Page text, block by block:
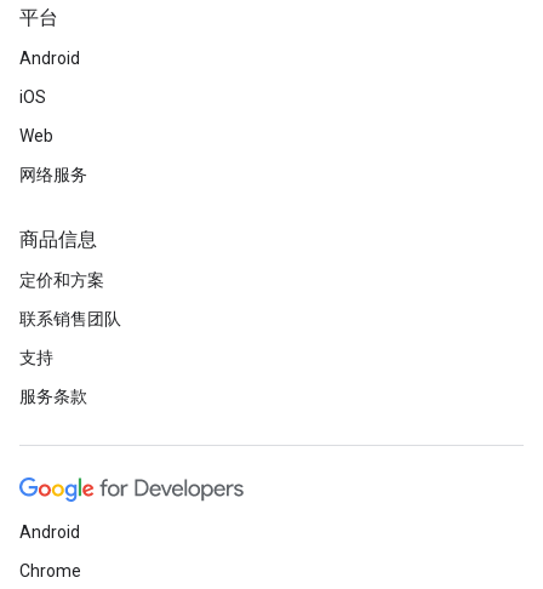
平台
Android
iOS
Web
网络服务
商品信息
定价和方案
联系销售团队
支持
服务条款
Android
Chrome